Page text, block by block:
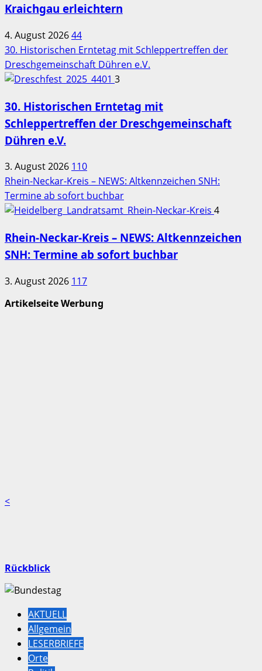
Kraichgau erleichtern
4. August 202644
30. Historischen Erntetag mit Schleppertreffen der
Dreschgemeinschaft Dühren e.V.
3
30. Historischen Erntetag mit
Schleppertreffen der Dreschgemeinschaft
Dühren e.V.
3. August 2026 110
Rhein-Neckar-Kreis – NEWS: Altkennzeichen SNH:
Termine ab sofort buchbar
4
Rhein-Neckar-Kreis – NEWS: Altkennzeichen
SNH: Termine ab sofort buchbar
3. August 2026 117
Artikelseite Werbung
<
Rückblick
AKTUELL
Allgemein
LESERBRIEFE
Orte